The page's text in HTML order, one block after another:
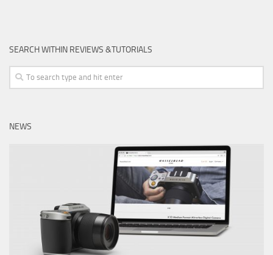
SEARCH WITHIN REVIEWS &TUTORIALS
NEWS